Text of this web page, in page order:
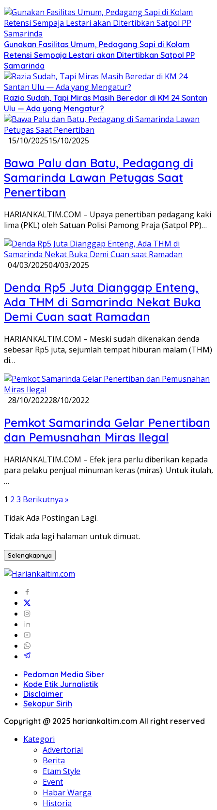
Gunakan Fasilitas Umum, Pedagang Sapi di Kolam
Retensi Sempaja Lestari akan Ditertibkan Satpol PP
Samarinda
Razia Sudah, Tapi Miras Masih Beredar di KM 24 Santan
Ulu — Ada yang Mengatur?
15/10/202515/10/2025
Bawa Palu dan Batu, Pedagang di
Samarinda Lawan Petugas Saat
Penertiban
​HARIANKALTIM.COM – Upaya penertiban pedagang kaki
lima (PKL) oleh Satuan Polisi Pamong Praja (Satpol PP)…
04/03/202504/03/2025
Denda Rp5 Juta Dianggap Enteng,
Ada THM di Samarinda Nekat Buka
Demi Cuan saat Ramadan
HARIANKALTIM.COM – Meski sudah dikenakan denda
sebesar Rp5 juta, sejumlah tempat hiburan malam (THM)
di…
28/10/202228/10/2022
Pemkot Samarinda Gelar Penertiban
dan Pemusnahan Miras Ilegal
HARIANKALTIM.COM – Efek jera perlu diberikan kepada
para pelaku penjual minuman keras (miras). Untuk itulah,
…
Paginasi
pos
1 2 3 Berikutnya »
Tidak Ada Postingan Lagi.
Tidak ada lagi halaman untuk dimuat.
Selengkapnya
Pedoman Media Siber
Kode Etik Jurnalistik
Disclaimer
Sekapur Sirih
Copyright @ 2025 hariankaltim.com All right reserved
Kategori
Advertorial
Berita
Etam Style
Event
Habar Warga
Historia